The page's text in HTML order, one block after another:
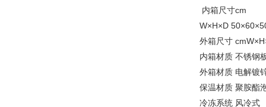
内箱尺寸cm
W×H×D
外箱尺寸
内箱材质 不锈钢
外箱材质 电解镀
保温材质 聚胺酯
冷冻系统 风冷式